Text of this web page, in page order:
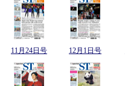
11月24日号 12月1日号